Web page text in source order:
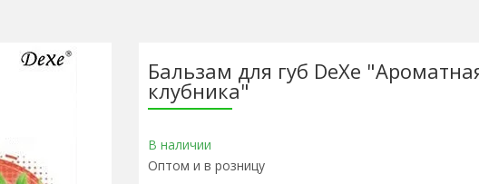
Бальзам для губ DeXe
клубника"
В наличии
Оптом и в розницу